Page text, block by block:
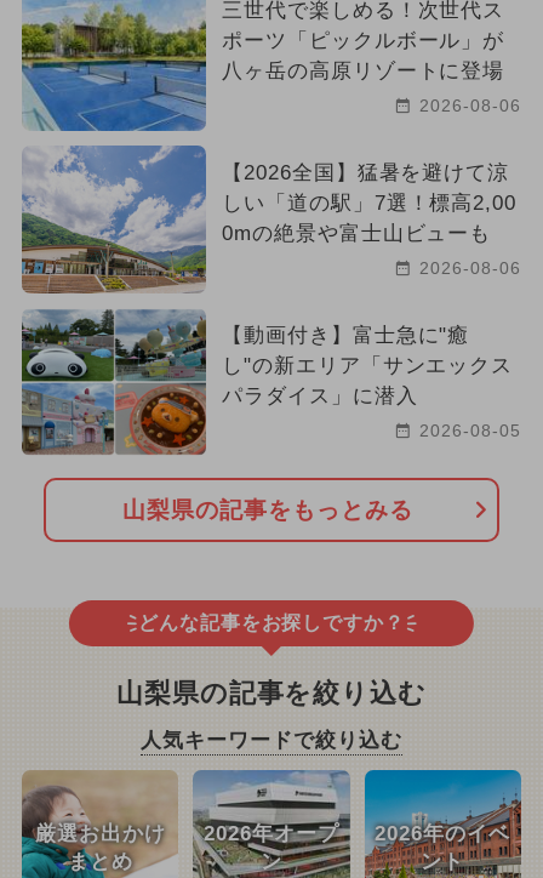
三世代で楽しめる！次世代ス
ポーツ「ピックルボール」が
八ヶ岳の高原リゾートに登場
2026-08-06
【2026全国】猛暑を避けて涼
しい「道の駅」7選！標高2,00
0mの絶景や富士山ビューも
2026-08-06
【動画付き】富士急に"癒
し"の新エリア「サンエックス
パラダイス」に潜入
2026-08-05
山梨県の記事をもっとみる
どんな記事をお探しですか？
山梨県の記事を絞り込む
人気キーワードで絞り込む
厳選お出かけ
まとめ
2026年オープ
ン
2026年のイベ
ント